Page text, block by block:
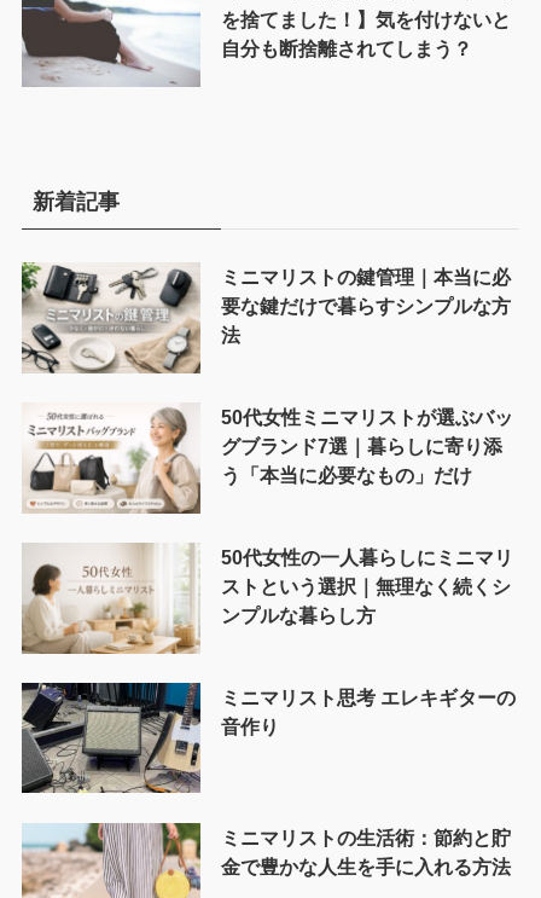
を捨てました！】気を付けないと
自分も断捨離されてしまう？
新着記事
ミニマリストの鍵管理｜本当に必
要な鍵だけで暮らすシンプルな方
法
50代女性ミニマリストが選ぶバッ
グブランド7選｜暮らしに寄り添
う「本当に必要なもの」だけ
50代女性の一人暮らしにミニマリ
ストという選択｜無理なく続くシ
ンプルな暮らし方
ミニマリスト思考 エレキギターの
音作り
ミニマリストの生活術：節約と貯
金で豊かな人生を手に入れる方法